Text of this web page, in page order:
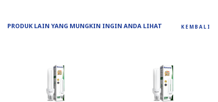
PRODUK LAIN YANG MUNGKIN INGIN ANDA LIHAT KEMBALI